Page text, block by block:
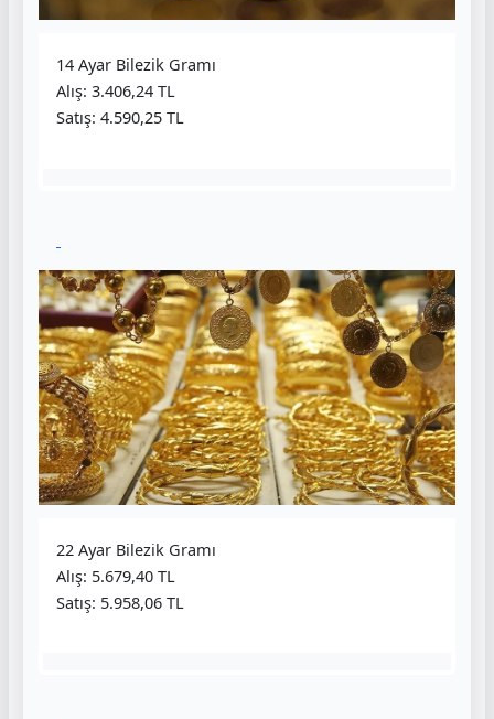
14 Ayar Bilezik Gramı
Alış: 3.406,24 TL
Satış: 4.590,25 TL
22 Ayar Bilezik Gramı
Alış: 5.679,40 TL
Satış: 5.958,06 TL